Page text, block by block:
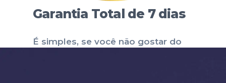
Garantia Total de 7 dias
É simples, se você não gostar do